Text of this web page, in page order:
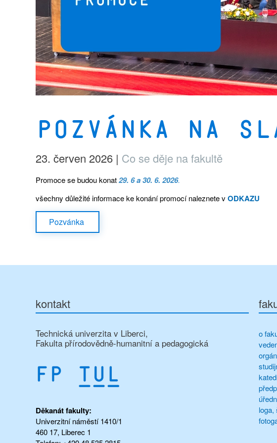
Pozvánka na
23. červen 2026 | Co se děje na fakultě
Promoce se budou konat29. 6 a 30. 6. 2026.
všechny důležité informace ke konání promocí naleznete vODKAZU
Pozvánka
kontakt
Technická univerzita v Liberci,
Fakulta přírodovědně-humanitní a pedagogická
Děkanát fakulty:
Univerzitní náměstí 1410/1
460 17, Liberec 1
o
loga,